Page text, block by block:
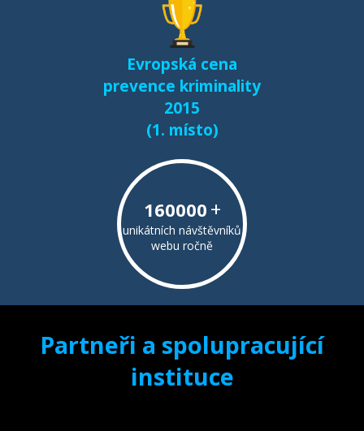
Evropská cena
prevence kriminality
2015
(1. místo)
160000 +
unikátních návštěvníků
webu ročně
Partneři a spolupracující
instituce